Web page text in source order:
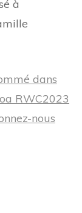
à
dans
RWC2023
nous